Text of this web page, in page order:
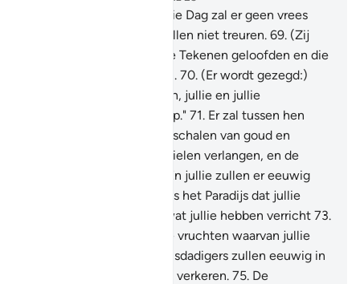
O Mijn dienaren, op die Dag zal er geen vrees
voor jullie zijn en jullie zullen niet treuren. 69. (Zij
zijn) degenen die in Onze Tekenen geloofden en die
zich (aan Ons) overgaven. 70. (Er wordt gezegd:)
"Treedt het Pandijs binnen, jullie en jullie
echtgenotes, in blijdschap." 71. Er zal tussen hen
worden rondgegaan met schalen van goud en
bekers. Daarin is wat de zielen verlangen, en de
verrukking van de ogen. En jullie zullen er eeuwig
En dat is het Paradijs dat jullie
hebben geërfd wegens wat jullie hebben verricht 73.
Daarin zijn voor jullie vele vruchten waarvan jullie
Voorwaar, de misdadigers zullen eeuwig in
de bestraffing van de Hel verkeren. 75. De